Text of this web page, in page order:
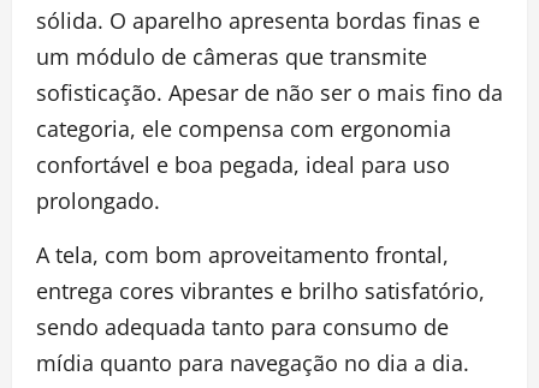
sólida. O aparelho apresenta bordas finas e
um módulo de câmeras que transmite
sofisticação. Apesar de não ser o mais fino da
categoria, ele compensa com ergonomia
confortável e boa pegada, ideal para uso
prolongado.
A tela, com bom aproveitamento frontal,
entrega cores vibrantes e brilho satisfatório,
sendo adequada tanto para consumo de
mídia quanto para navegação no dia a dia.